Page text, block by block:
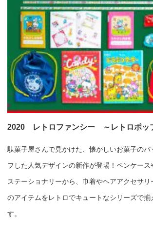
2020 レトロファンシー ～レトロポッ
駄菓子屋さんで見かけた、懐かしいお菓子のパ
フした人気デザインの新作が登場！ペンケース
ステーショナリーから、巾着やヘアアクセサリ
のアイテムをレトロでキュートなシリーズで揃
す。